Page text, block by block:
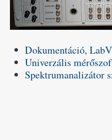
Dokumentáció,
Univerzális
Spektrumanalizátor